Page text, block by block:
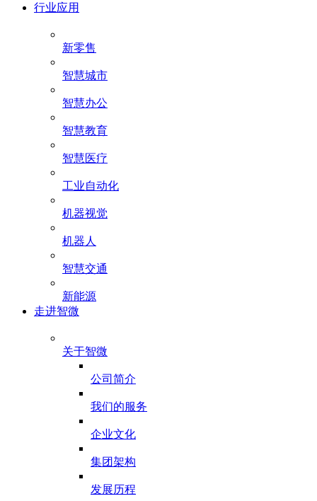
行业应用
新零售
智慧城市
智慧办公
智慧教育
智慧医疗
工业自动化
机器视觉
机器人
智慧交通
新能源
走进智微
关于智微
公司简介
我们的服务
企业文化
集团架构
发展历程